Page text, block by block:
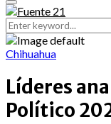
Primary
Menu
Search
for:
Chihuahua
Líderes
Político